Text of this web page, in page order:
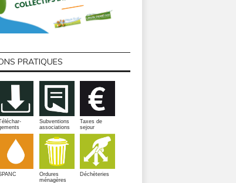
PRATIQUES
Subventions
associations
Taxes de
sejour
Ordures
ménagères
Déchèteries